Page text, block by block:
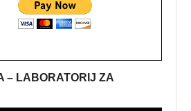
– LABORATORIJ ZA